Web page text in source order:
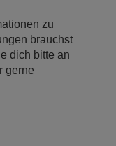
zu
brauchst
dich bitte an
gerne